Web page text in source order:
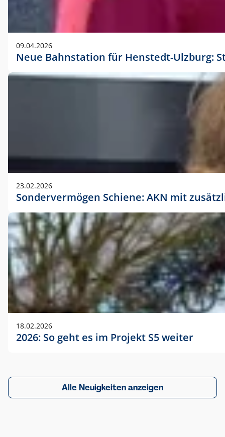
09.04.2026
Neue Bahnstation für Henstedt-Ulzburg:
23.02.2026
Sondervermögen Schiene: AKN mit
18.02.2026
2026: So geht es im Projekt S5 weiter
Alle Neuigkeiten anzeigen